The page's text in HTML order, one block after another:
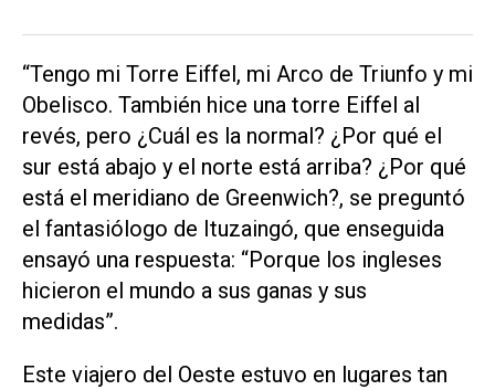
“Tengo mi Torre Eiffel, mi Arco de Triunfo y mi
Obelisco. También hice una torre Eiffel al
revés, pero ¿Cuál es la normal? ¿Por qué el
sur está abajo y el norte está arriba? ¿Por qué
está el meridiano de Greenwich?, se preguntó
el fantasiólogo de Ituzaingó, que enseguida
ensayó una respuesta: “Porque los ingleses
hicieron el mundo a sus ganas y sus
medidas”.
Este viajero del Oeste estuvo en lugares tan